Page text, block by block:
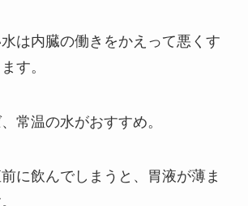
は内臓の働きをかえって悪くす
す。
常温の水がおすすめ。
に飲んでしまうと、胃液が薄ま